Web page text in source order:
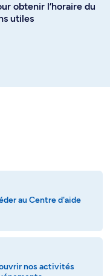
obtenir l’horaire du
utiles
au Centre d'aide
nos activités